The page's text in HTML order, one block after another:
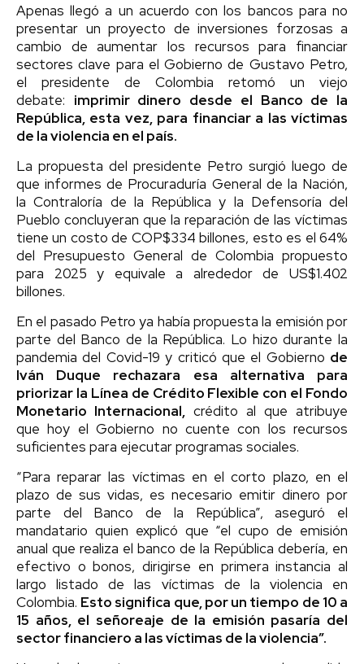
Apenas llegó a un acuerdo con los bancos para no
presentar un proyecto de inversiones forzosas a
cambio de aumentar los recursos para financiar
sectores clave para el Gobierno de Gustavo Petro,
el presidente de Colombia retomó un viejo
debate: imprimir dinero desde el Banco de la
República, esta vez, para financiar a las víctimas
de la violencia en el país.
La propuesta del presidente Petro surgió luego de
que informes de Procuraduría General de la Nación,
la Contraloría de la República y la Defensoría del
Pueblo concluyeran que la reparación de las víctimas
tiene un costo de COP$334 billones, esto es el 64%
del Presupuesto General de Colombia propuesto
para 2025 y equivale a alrededor de US$1.402
billones.
En el pasado Petro ya había propuesta la emisión por
parte del Banco de la República. Lo hizo durante la
pandemia del Covid-19 y criticó que el Gobierno de
Iván Duque rechazara esa alternativa para
priorizar la Línea de Crédito Flexible con el Fondo
Monetario Internacional, crédito al que atribuye
que hoy el Gobierno no cuente con los recursos
suficientes para ejecutar programas sociales.
“Para reparar las víctimas en el corto plazo, en el
plazo de sus vidas, es necesario emitir dinero por
parte del Banco de la República”, aseguró el
mandatario quien explicó que “el cupo de emisión
anual que realiza el banco de la República debería, en
efectivo o bonos, dirigirse en primera instancia al
largo listado de las víctimas de la violencia en
Colombia. Esto significa que, por un tiempo de 10 a
15 años,el señoreaje de la emisión pasaría del
sector financiero a las víctimas de la violencia”.